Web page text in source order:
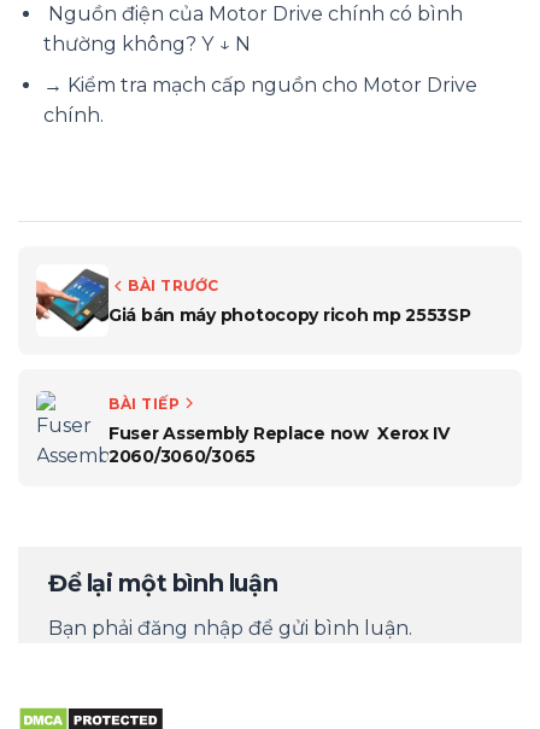
Nguồn điện của Motor Drive chính có bình
thường không? Y ↓ N
→ Kiểm tra mạch cấp nguồn cho Motor Drive
chính.
BÀI TRƯỚC
Giá bán máy photocopy ricoh mp 2553SP
BÀI TIẾP
Fuser Assembly Replace now Xerox IV
2060/3060/3065
Để lại một bình luận
Bạn phải đăng nhập để gửi bình luận.